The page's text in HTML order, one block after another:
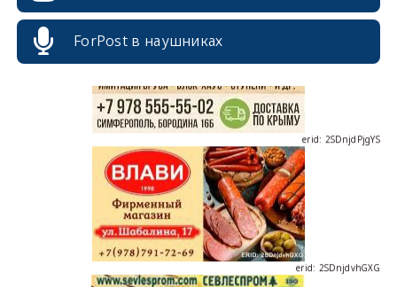
ForPost в наушниках
erid: 2SDnjdvhGXG